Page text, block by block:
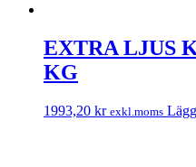
EXTRA LJUS
KG
1993,20 kr exkl.moms